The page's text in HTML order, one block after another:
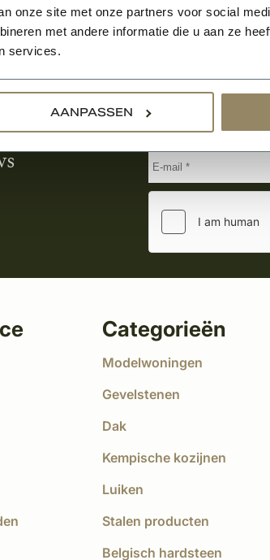
onze site met onze partners voor social
met andere informatie die u aan ze
services.
AANPASSEN
Categorieën
Modelwoningen
Gevelstenen
Dak
Kempische kozijnen
Luiken
Stalen producten
Belgisch hardsteen